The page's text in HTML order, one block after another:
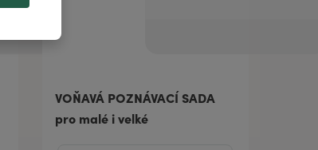
VOŇAVÁ POZNÁVACÍ SADA
pro malé i velké